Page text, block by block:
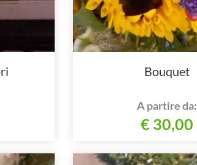
Bouquet
A partire da:
€ 30,00